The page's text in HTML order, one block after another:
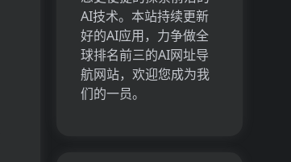
AI技术。本站持续更新
好的AI应用，力争做全
球排名前三的AI网址导
航网站，欢迎您成为我
们的一员。